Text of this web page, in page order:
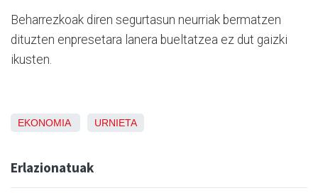
Beharrezkoak diren segurtasun neurriak bermatzen
dituzten enpresetara lanera bueltatzea ez dut gaizki
ikusten.
EKONOMIA URNIETA
Erlazionatuak